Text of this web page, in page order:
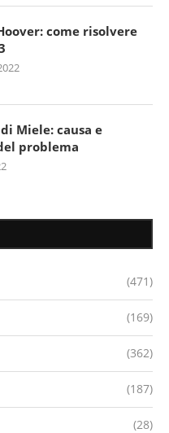
come risolvere
Miele: causa e
problema
(471)
(169)
(362)
(187)
(28)